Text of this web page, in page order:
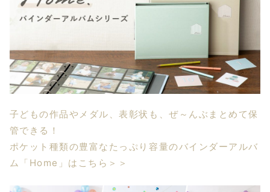
子どもの作品やメダル、表彰状も、ぜ～んぶまとめて保
管できる！
ポケット種類の豊富なたっぷり容量のバインダーアルバ
ム「Home」はこちら＞＞